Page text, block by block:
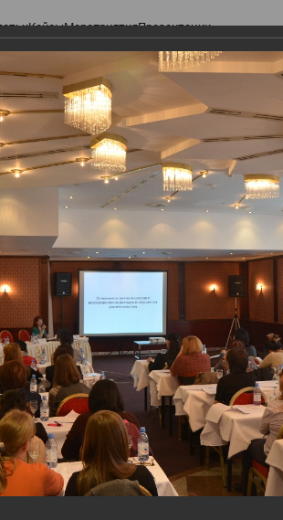
КейсыМероприятияПрезентации
Обязательное медицинское
в
части ИПН и СН
медицинское
законодательстве 2017 года в